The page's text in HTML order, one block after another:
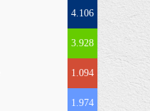
4.106
3.928
1.094
1.974